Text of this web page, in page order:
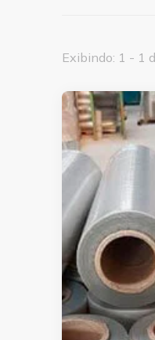
Exibindo: 1 - 1